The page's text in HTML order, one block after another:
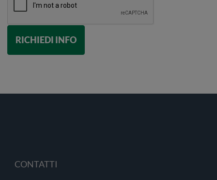
RICHIEDI INFO
CONTATTI